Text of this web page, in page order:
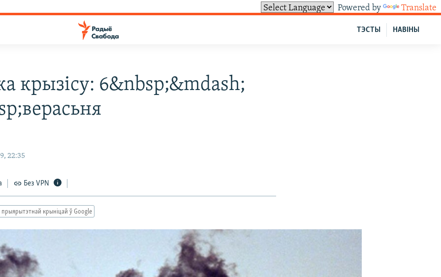
Powered by Translate
НАВІНЫ
ТЭСТЫ
крызісу: 6&nbsp;&mdash;
22:35
Без VPN
прыярытэтнай крыніцай ў Google